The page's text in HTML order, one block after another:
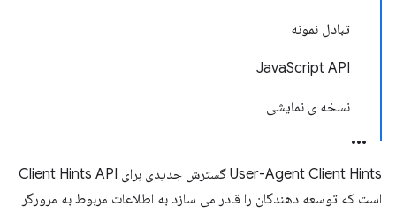
تبادل نمونه
JavaScript API
نسخه ی نمایشی
User-Agent Client Hints گسترش جدیدی برای Client Hints API
است که توسعه دهندگان را قادر می سازد به اطلاعات مربوط به مرورگر